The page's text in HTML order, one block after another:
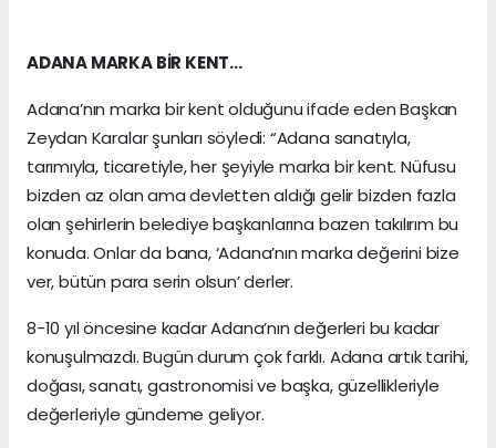
ADANA MARKA BİR KENT…
Adana’nın marka bir kent olduğunu ifade eden Başkan
Zeydan Karalar şunları söyledi: “Adana sanatıyla,
tarımıyla, ticaretiyle, her şeyiyle marka bir kent. Nüfusu
bizden az olan ama devletten aldığı gelir bizden fazla
olan şehirlerin belediye başkanlarına bazen takılırım bu
konuda. Onlar da bana, ‘Adana’nın marka değerini bize
ver, bütün para serin olsun’ derler.
8-10 yıl öncesine kadar Adana’nın değerleri bu kadar
konuşulmazdı. Bugün durum çok farklı. Adana artık tarihi,
doğası, sanatı, gastronomisi ve başka, güzellikleriyle
değerleriyle gündeme geliyor.